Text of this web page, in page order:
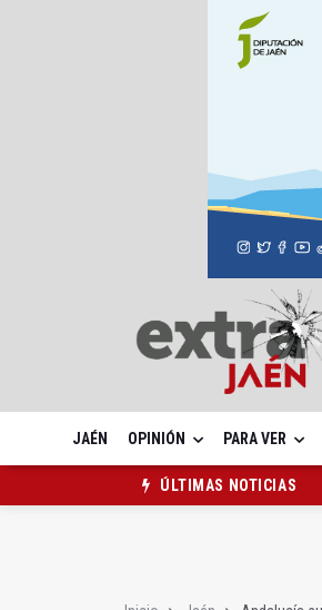
JAÉN OPINIÓN PARA VER
ÚLTIMAS NOTICIAS